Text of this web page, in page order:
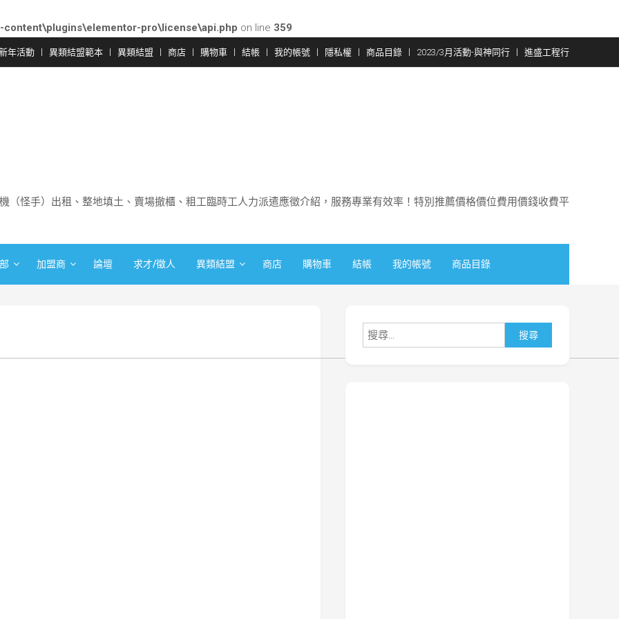
content\plugins\elementor-pro\license\api.php on line 359
年活動 異類結盟範本 異類結盟 商店 購物車 結帳 我的帳號 隱私權 商品目錄 2023/3月活動-與神同行 進盛工程行
（怪手）出租、整地填土、賣場撤櫃、粗工臨時工人力派遣應徵介紹，服務專業有效率！特別推薦價格價位費用價錢收費平
加盟商 論壇 求才/徵人 異類結盟 商店 購物車 結帳 我的帳號 商品目錄